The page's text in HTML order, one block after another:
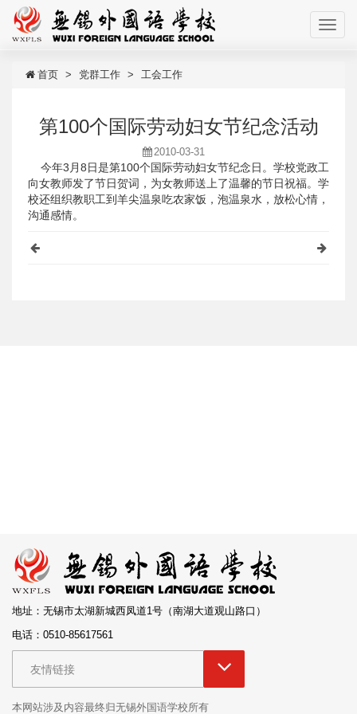
首页 党群工作 工会工作
第100个国际劳动妇女节纪念活动
2010-03-31
今年3月8日是第100个国际劳动妇女节纪念日。学校党政工
向女教师发了节日贺词，为女教师送上了温馨的节日祝福。学
校还组织教职工到羊尖温泉吃农家饭，泡温泉水，放松心情，
沟通感情。
地址：无锡市太湖新城西凤道1号（南湖大道观山路口）
电话：0510-85617561
友情链接
本网站涉及内容最终归无锡外国语学校所有